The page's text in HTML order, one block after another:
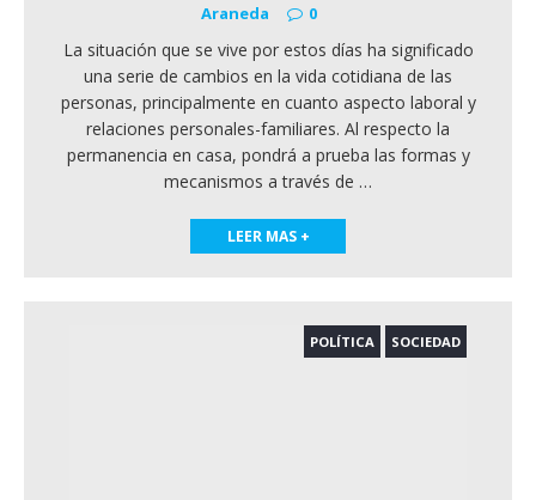
Araneda
0
La situación que se vive por estos días ha significado
una serie de cambios en la vida cotidiana de las
personas, principalmente en cuanto aspecto laboral y
relaciones personales-familiares. Al respecto la
permanencia en casa, pondrá a prueba las formas y
mecanismos a través de …
LEER MAS +
POLÍTICA SOCIEDAD